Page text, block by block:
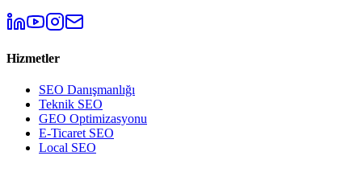
Hizmetler
SEO Danışmanlığı
Teknik SEO
GEO Optimizasyonu
E-Ticaret SEO
Local SEO